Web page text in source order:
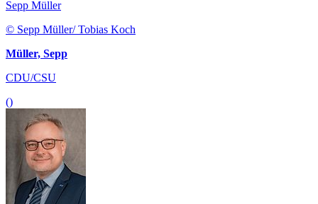
Sepp Müller
© Sepp Müller/ Tobias Koch
Müller, Sepp
CDU/CSU
()